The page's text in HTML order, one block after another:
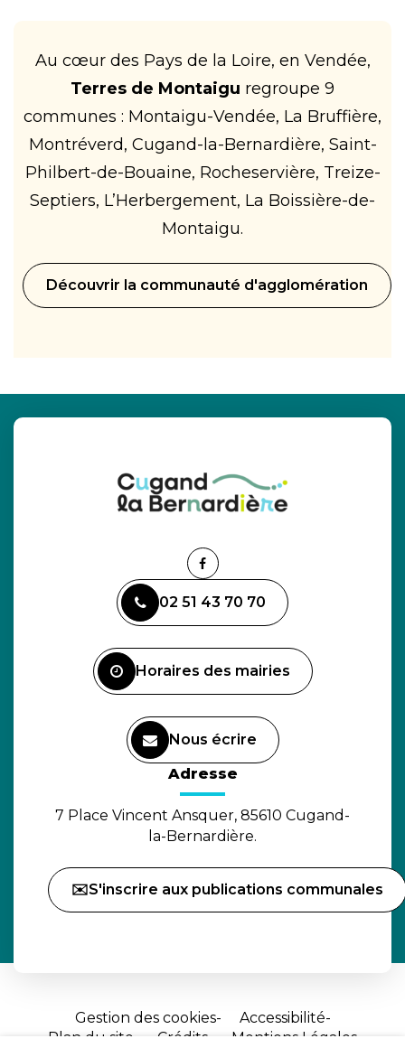
Au cœur des Pays de la Loire, en Vendée,
Terres de Montaigu regroupe 9
communes : Montaigu-Vendée, La Bruffière,
Montréverd, Cugand-la-Bernardière, Saint-
Philbert-de-Bouaine, Rocheservière, Treize-
Septiers, L’Herbergement, La Boissière-de-
Montaigu.
Découvrir la communauté d'agglomération
Lien
le
compte
02 51 43 70 70
Horaires des mairies
Nous écrire
(ouverture dans un nouvel
Adresse
7 Place Vincent Ansquer, 85610 Cugand-
la-Bernardière.
✉️S'inscrire aux publications communales
Gestion des cookies
Accessibilité
Plan du site
Crédits Mentions Légales